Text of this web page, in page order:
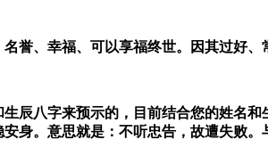
、幸福、可以享福终世。因其过好、
辰八字来预示的，目前结合您的姓名
身。意思就是：不听忠告，故遭失败